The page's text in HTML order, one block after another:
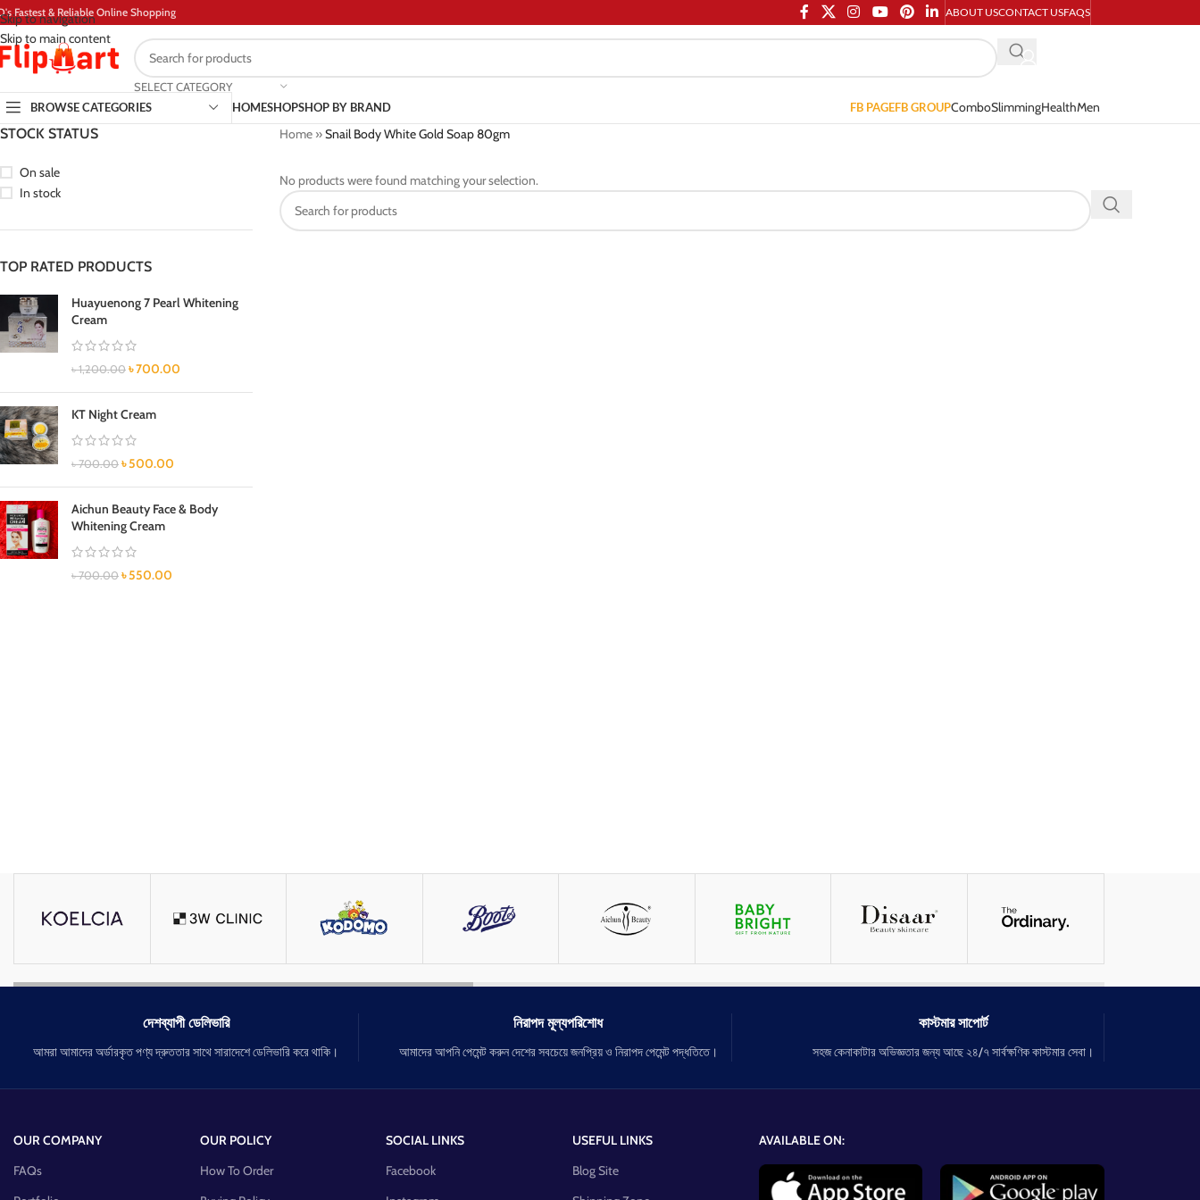
Skip to navigation
Skip to main content
Fastest & Reliable Online Shopping ABOUT USCONTACT USFAQS
SELECT CATEGORY
BROWSE CATEGORIES
HOMESHOPSHOP BY BRAND FB PAGEFB GROUPComboSlimmingHealthMen
STOCK STATUS
On sale
In stock
TOP RATED PRODUCTS
Huayuenong 7 Pearl Whitening
Cream
৳1,200.00 ৳700.00
KT Night Cream
৳700.00 ৳500.00
Aichun Beauty Face & Body
Whitening Cream
৳700.00 ৳550.00
Home»Snail Body White Gold Soap 80gm
No products were found matching your selection.
দেশব্যাপী ডেলিভারি
আমরা আমাদের অর্ডারকৃত পণ্য দ্রুততার সাথে সারাদেশে ডেলিভারি করে থাকি।
নিরাপদ মূল্যপরিশোধ
আমাদের আপনি পেমেন্ট করুন দেশের সবচেয়ে জনপ্রিয় ও নিরাপদ পেমেন্ট পদ্ধতিতে।
কাস্টমার সাপোর্ট
সহজ কেনাকাটার অভিজ্ঞতার জন্য আছে ২৪/৭ সার্বক্ষণিক কাস্টমার সেবা।
OUR COMPANY
FAQs
OUR POLICY
How To Order
SOCIAL LINKS
Facebook
USEFUL LINKS
Blog Site
AVAILABLE ON: